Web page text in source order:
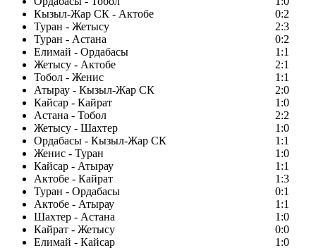
Кызыл-Жар СК - Актобе
0:2
Туран - Жетысу
2:3
Туран - Астана
0:2
Елимай - Ордабасы
1:1
Жетысу - Актобе
2:1
Тобол - Женис
1:1
Атырау - Кызыл-Жар СК
2:0
Кайсар - Кайрат
1:0
Астана - Тобол
2:2
Жетысу - Шахтер
1:0
Ордабасы - Кызыл-Жар СК
1:1
Женис - Туран
1:0
Кайсар - Атырау
1:1
Актобе - Кайрат
1:3
Туран - Ордабасы
0:1
Актобе - Атырау
1:1
Шахтер - Астана
1:0
Кайрат - Жетысу
0:0
Елимай - Кайсар
1:0